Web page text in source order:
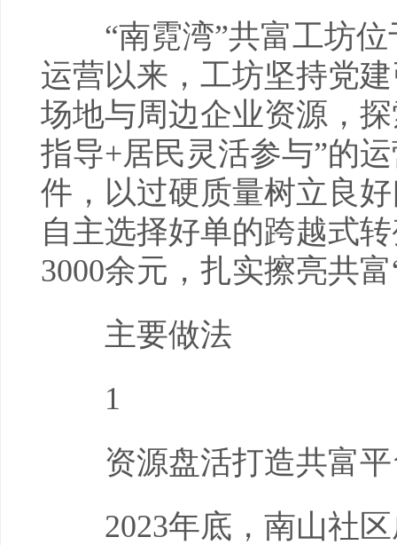
“南霓湾”共富工坊位
运营以来，工坊坚持党
场地与周边企业资源，
指导+居民灵活参与”的
件，以过硬质量树立良
自主选择好单的跨越式
3000余元，扎实擦亮共
主要做法
1
资源盘活打造共富平
2023年底，南山社区